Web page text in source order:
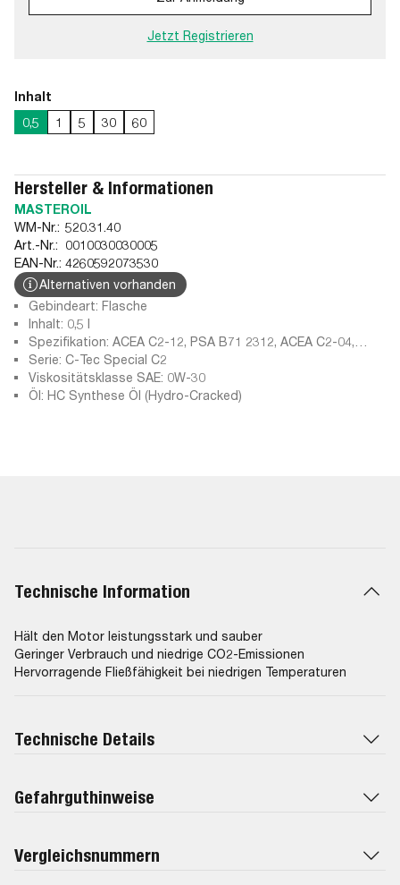
Jetzt Registrieren
Inhalt
0,5
1 5 30 60
Hersteller & Informationen
MASTEROIL
WM-Nr.: 520.31.40
Art.-Nr.: 0010030030005
EAN-Nr.: 4260592073530
Alternativen vorhanden
Gebindeart: Flasche
Inhalt: 0,5 l
Spezifikation: ACEA C2-12, PSA B71 2312, ACEA C2-04,
ACEA C2-10, Fiat 9.55535-GS1, ACEA C2-08, Fiat 9.55535-
DS1, Iveco 18-1811 SC1 LV
Serie: C-Tec Special C2
Viskositätsklasse SAE: 0W-30
Öl: HC Synthese Öl (Hydro-Cracked)
Technische Information
Hält den Motor leistungsstark und sauber
Geringer Verbrauch und niedrige CO2-Emissionen
Hervorragende Fließfähigkeit bei niedrigen Temperaturen
Technische Details
Gefahrguthinweise
Vergleichsnummern